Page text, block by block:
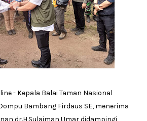
- Kepala Balai Taman Nasional
Bambang Firdaus SE, menerima